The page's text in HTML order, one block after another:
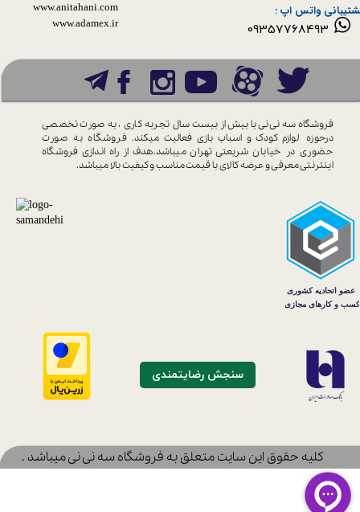
09357768493
www.anitahani.com
www.ada​​​​​​​mex.ir
فروشگاه سه نی نی با بیش از بیست سال تجربه کاری ، به صورت تخصصی
درحوزه لوازم کودک و اسباب بازی فعالیت میکند. فروشگاه به صورت
حضوری در خیابان شریعتی تهران میباشد.هدف از راه اندازی فروشگاه
اینترنتی معرفی و عرضه کالای باقیمت مناسب و کیفیت بالا میباشد.
واتس اپ :
سنجش رضایتمندی
​کلیه حقوق این سایت متعلق به فروشگاه سه نی نی میباشد .